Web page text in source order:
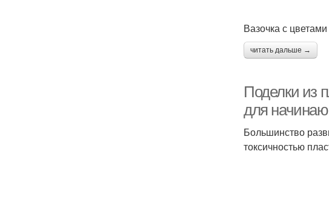
Вазочка с
читать дальше →
Поделки из
для
Большинство
токсичностью